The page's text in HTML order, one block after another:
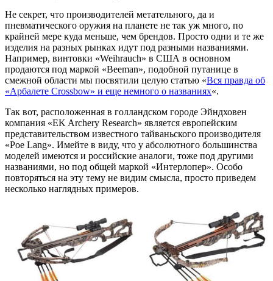
Не секрет, что производителей метательного, да и
пневматического оружия на планете не так уж много, по
крайней мере куда меньше, чем брендов. Просто одни и те же
изделия на разных рынках идут под разными названиями.
Например, винтовки «Weihrauch» в США в основном
продаются под маркой «Beeman», подобной путанице в
смежной области мы посвятили целую статью «Вся правда об
«Арбалете Crossbow» и еще немного о названиях«.
Так вот, расположенная в голландском городе Эйндховен
компания «EK Archery Research» является европейским
представительством известного тайваньского производителя
«Poe Lang». Имейте в виду, что у абсолютного большинства
моделей имеются и российские аналоги, тоже под другими
названиями, но под общей маркой «Интерлопер». Особо
повторяться на эту тему не видим смысла, просто приведем
несколько наглядных примеров.